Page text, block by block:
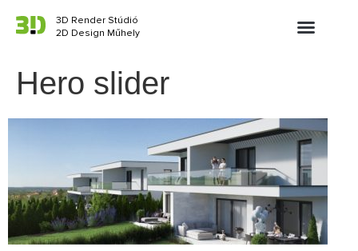
3D Render Stúdió
2D Design Műhely
Hero slider